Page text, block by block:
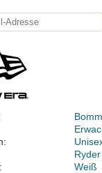
Weiß